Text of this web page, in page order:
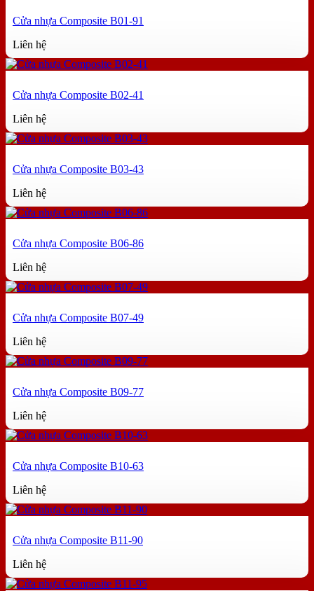
1.640.000₫.
Cửa nhựa Composite B01-91
Liên hệ
Cửa nhựa Composite B02-41
Liên hệ
Cửa nhựa Composite B03-43
Liên hệ
Cửa nhựa Composite B06-86
Liên hệ
Cửa nhựa Composite B07-49
Liên hệ
Cửa nhựa Composite B09-77
Liên hệ
Cửa nhựa Composite B10-63
Liên hệ
Cửa nhựa Composite B11-90
Liên hệ